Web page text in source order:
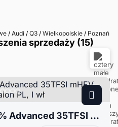
/ Audi / Q3 / Wielkopolskie / Poznań
sprzedaży (15)
Audi Q3 II 1.5 VAT 23% Advanced 35TFSI mHEV 150KM S-tronic 2023 r., salon PL, I wł